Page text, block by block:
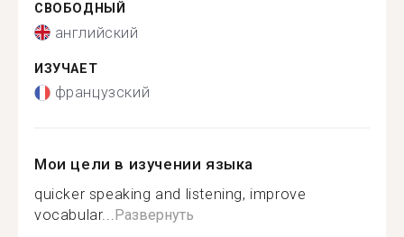
СВОБОДНЫЙ
английский
ИЗУЧАЕТ
французский
Мои цели в изучении языка
quicker speaking and listening, improve
vocabular...Развернуть